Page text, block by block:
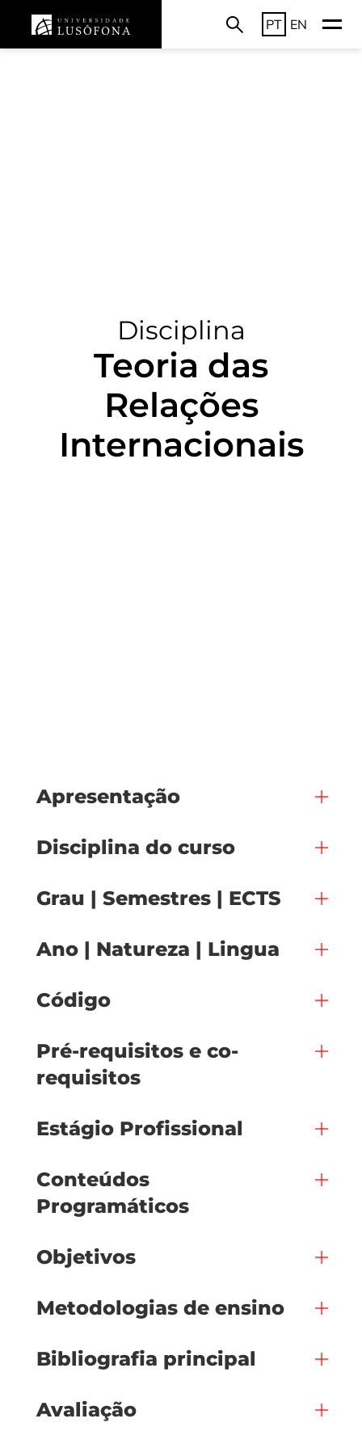
PT EN
Disciplina
Teoria das
Relações
Internacionais
Apresentação
Disciplina do curso
Grau | Semestres | ECTS
Ano | Natureza | Lingua
Código
Pré-requisitos e co-
requisitos
Estágio Profissional
Conteúdos
Programáticos
Objetivos
Metodologias de ensino
Bibliografia principal
Avaliação